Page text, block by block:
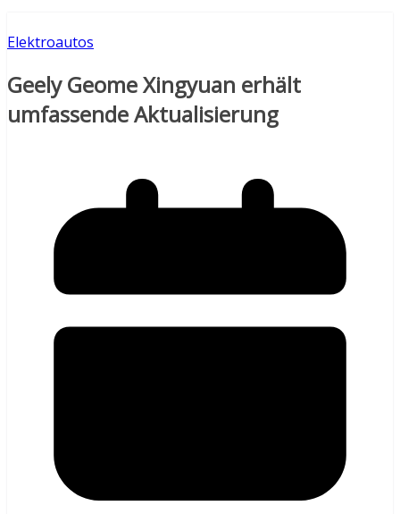
Elektroautos
Geely Geome Xingyuan erhält
umfassende Aktualisierung